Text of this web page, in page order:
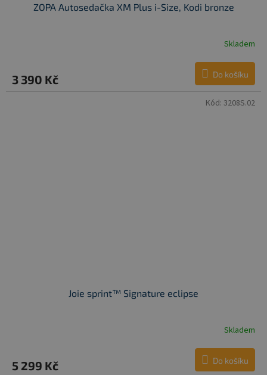
ZOPA Autosedačka XM Plus i-Size, Kodi bronze
Skladem
3 390 Kč Do košíku
Joie sprint™ Signature eclipse
Skladem
5 299 Kč Do košíku
Kód: 3208S.02